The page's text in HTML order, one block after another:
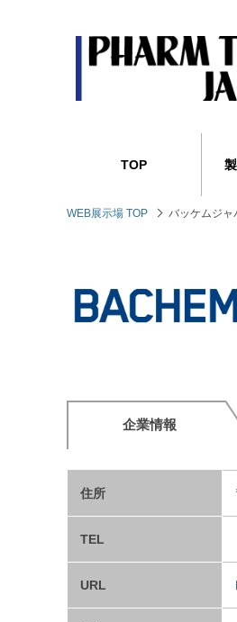
TOP
WEB展示場 TOP バッケムジャ
企業情報
住所
TEL
URL